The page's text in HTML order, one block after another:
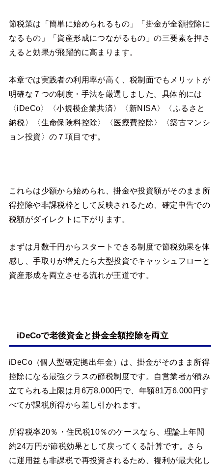
節税策は「簡単に始められるもの」「掛金が全額控除に
なるもの」「資産形成につながるもの」の三要素を押さ
えると効果が飛躍的に高まります。
本章では実践者の利用率が高く、税制面でもメリットが
明確な７つの制度・手法を厳選しました。具体的には
〈iDeCo〉〈小規模企業共済〉〈新NISA〉〈ふるさと
納税〉〈生命保険料控除〉〈医療費控除〉〈築古マンシ
ョン投資〉の７項目です。
これらは少額から始められ、掛金や投資額がそのまま所
得控除や非課税枠として反映されるため、確定申告での
税額がダイレクトに下がります。
まずは月数千円からスタートできる制度で節税効果を体
感し、手取りが増えたら大型投資でキャッシュフローと
資産形成を両立させる流れが王道です。
iDeCoで老後資金と掛金全額控除を両立
iDeCo（個人型確定拠出年金）は、掛金がそのまま所得
控除になる最強クラスの節税制度です。自営業者が積み
立てられる上限は月6万8,000円で、年額81万6,000円す
べてが課税所得から差し引かれます。
所得税率20％・住民税10％のケースなら、理論上年間
約24万円が節税効果として戻ってくる計算です。さら
に運用益も非課税で再投資されるため、複利が最大化し